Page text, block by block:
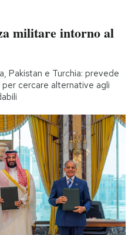
militare intorno al
Pakistan e Turchia: prevede
cercare alternative agli